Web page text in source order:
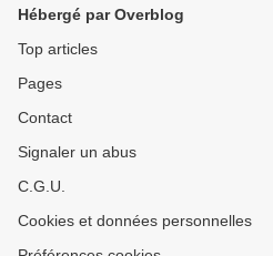
Hébergé par Overblog
Top articles
Pages
Contact
Signaler un abus
C.G.U.
Cookies et données personnelles